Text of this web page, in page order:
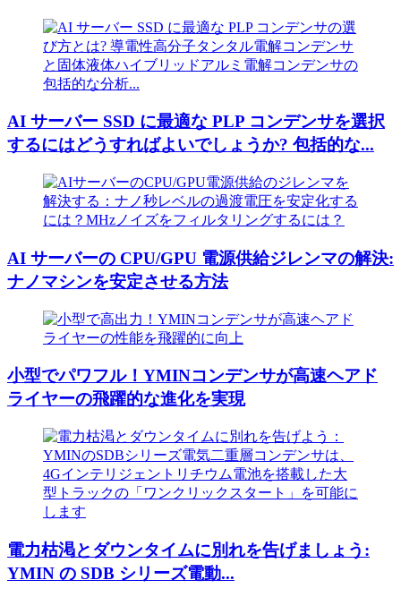
AI サーバー SSD に最適な PLP コンデンサを選択
するにはどうすればよいでしょうか? 包括的な...
AI サーバーの CPU/GPU 電源供給ジレンマの解決:
ナノマシンを安定させる方法
小型でパワフル！YMINコンデンサが高速ヘアド
ライヤーの飛躍的な進化を実現
電力枯渇とダウンタイムに別れを告げましょう:
YMIN の SDB シリーズ電動...